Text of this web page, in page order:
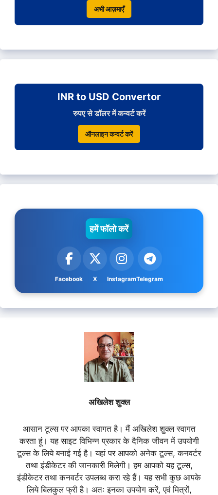
अभी आज़माएँ
INR to USD Convertor
रुपए से डॉलर में कन्वर्ट करें
ऑनलाइन कन्वर्ट करें
हमें फॉलो करें
Facebook X InstagramTelegram
अखिलेश शुक्ल
आसान टूल्स पर आपका स्वागत है। मैं अखिलेश शुक्ल स्वागत
करता हूं। यह साइट विभिन्न प्रकार के दैनिक जीवन में उपयोगी
टूल्स के लिये बनाई गई है। यहां पर आपको अनेक टूल्स, कनवर्टर
तथा इंडीकेटर की जानकारी मिलेगी। हम आपको यह टूल्स,
इंडीकेटर तथा कनवर्टर उपलब्ध करा रहे हैं। यह सभी कुछ आपके
लिये बिलकुल फ्री है। अतः इनका उपयोग करें, एवं मित्रों,